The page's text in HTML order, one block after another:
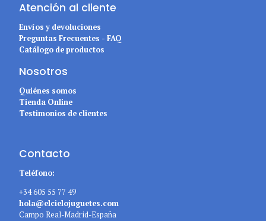
Atención al cliente
Envíos y devoluciones
Preguntas Frecuentes - FAQ
Catálogo de productos
Nosotros
Quiénes somos
Tienda Online
Testimonios de clientes
Contacto
Teléfono:
+34 605 55 77 49
hola@elcielojuguetes.com
Campo Real-Madrid-España